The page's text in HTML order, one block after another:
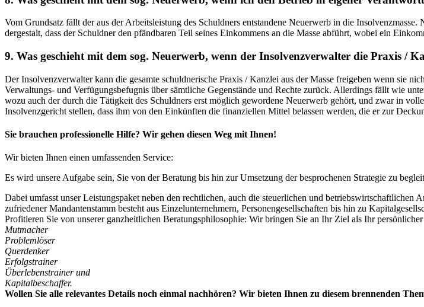
Vom Grundsatz fällt der aus der Arbeitsleistung des Schuldners entstandene Neuerwerb in die
dergestalt, dass der Schuldner den pfändbaren Teil seines Einkommens an die Masse abführt, wobei ein
9. Was geschieht mit dem sog. Neuerwerb, wenn der Insolvenzverwalter die Praxis /
Der Insolvenzverwalter kann die gesamte schuldnerische Praxis / Kanzlei aus der Masse freigeben wenn sie
Verwaltungs- und Verfügungsbefugnis über sämtliche Gegenstände und Rechte zurück. Allerdings fällt wie
wozu auch der durch die Tätigkeit des Schuldners erst möglich gewordene Neuerwerb gehört, und zwar in
Insolvenzgericht stellen, dass ihm von den Einkünften die finanziellen Mittel belassen werden, die er zur
Sie brauchen professionelle Hilfe? Wir gehen diesen Weg mit Ihnen!
Wir bieten Ihnen einen umfassenden Service:
Es wird unsere Aufgabe sein, Sie von der Beratung bis hin zur Umsetzung der besprochenen Strategie zu
Dabei umfasst unser Leistungspaket neben den rechtlichen, auch die steuerlichen und
zufriedener Mandantenstamm besteht aus Einzelunternehmern, Personengesellschaften bis hin zu
Profitieren Sie von unserer ganzheitlichen Beratungsphilosophie: Wir bringen Sie an Ihr Ziel als Ihr persönlicher
Mutmacher
Problemlöser
Querdenker
Erfolgstrainer
Überlebenstrainer und
Kapitalbeschaffer.
Wollen Sie alle relevantes Details noch einmal nachhören? Wir bieten Ihnen zu diesem brennenden